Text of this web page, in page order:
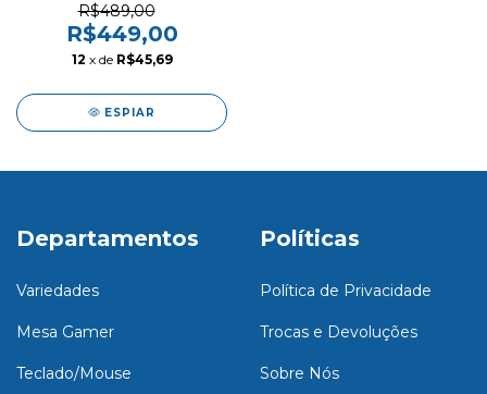
R$489,00
R$449,00
12 x de R$45,69
ESPIAR
Departamentos
Variedades
Mesa Gamer
Teclado/Mouse
Políticas
Política de Privacidade
Trocas e Devoluções
Sobre Nós